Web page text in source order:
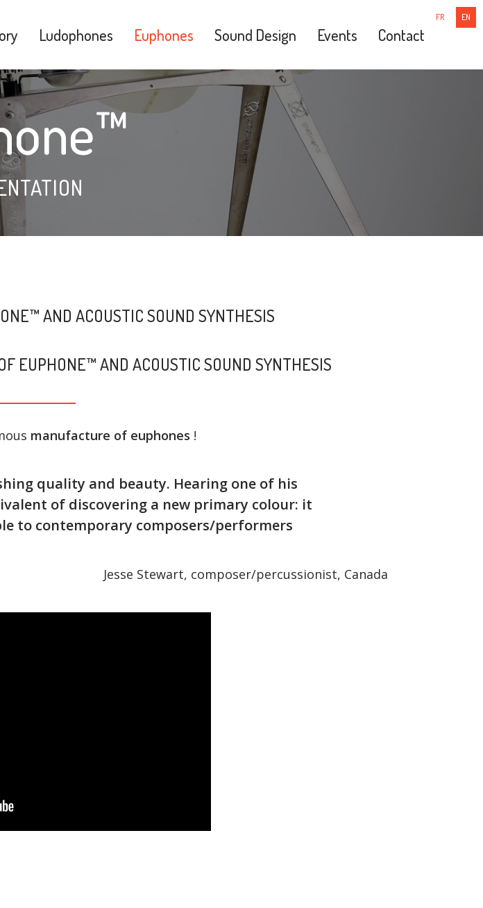
FR EN
Ludophones Euphones Sound Design Events Contact
AND ACOUSTIC SOUND SYNTHESIS
EUPHONE™ AND ACOUSTIC SOUND SYNTHESIS
manufacture of euphones !
quality and beauty. Hearing one of his
of discovering a new primary colour: it
to contemporary composers/performers
Jesse Stewart, composer/percussionist, Canada